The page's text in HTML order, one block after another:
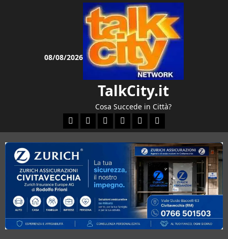
08/08/2026
TalkCity.it
Cosa Succede in Città?
FacebookInstagram
YouTubeTwitterEmailEnte Parco